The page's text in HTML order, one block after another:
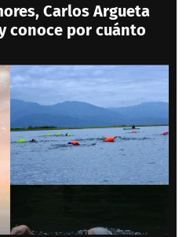
Carlos Argueta
conoce por cuánto